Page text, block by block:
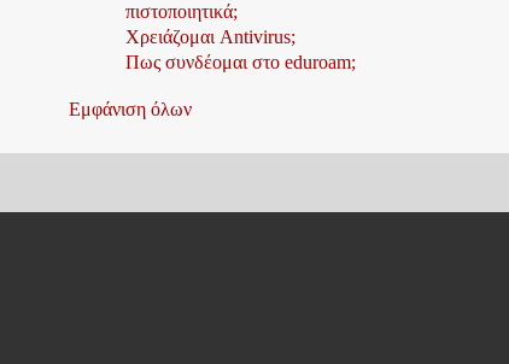
πιστοποιητικά;
Χρειάζομαι Antivirus;
Πως συνδέομαι στο eduroam;
Εμφάνιση όλων